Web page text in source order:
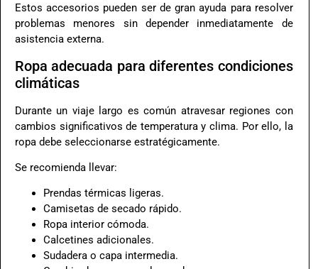
Estos accesorios pueden ser de gran ayuda para resolver
problemas menores sin depender inmediatamente de
asistencia externa.
Ropa adecuada para diferentes condiciones
climáticas
Durante un viaje largo es común atravesar regiones con
cambios significativos de temperatura y clima. Por ello, la
ropa debe seleccionarse estratégicamente.
Se recomienda llevar:
Prendas térmicas ligeras.
Camisetas de secado rápido.
Ropa interior cómoda.
Calcetines adicionales.
Sudadera o capa intermedia.